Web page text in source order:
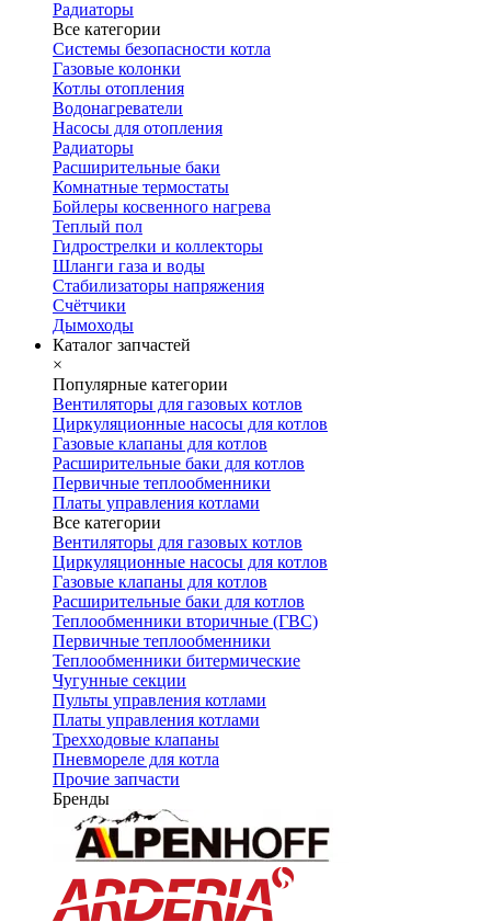
Радиаторы
Все категории
Системы безопасности котла
Газовые колонки
Котлы отопления
Водонагреватели
Насосы для отопления
Радиаторы
Расширительные баки
Комнатные термостаты
Бойлеры косвенного нагрева
Теплый пол
Гидрострелки и коллекторы
Шланги газа и воды
Стабилизаторы напряжения
Счётчики
Дымоходы
Каталог запчастей
×
Популярные категории
Вентиляторы для газовых котлов
Циркуляционные насосы для котлов
Газовые клапаны для котлов
Расширительные баки для котлов
Первичные теплообменники
Платы управления котлами
Все категории
Вентиляторы для газовых котлов
Циркуляционные насосы для котлов
Газовые клапаны для котлов
Расширительные баки для котлов
Теплообменники вторичные (ГВС)
Первичные теплообменники
Теплообменники битермические
Чугунные секции
Пульты управления котлами
Платы управления котлами
Трехходовые клапаны
Пневмореле для котла
Прочие запчасти
Бренды